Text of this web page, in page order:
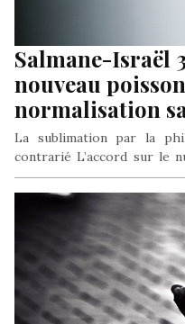
Salmane-Israël
nouveau
normalisation
La sublimation par la
contrarié L’accord sur le
saoudite à se…